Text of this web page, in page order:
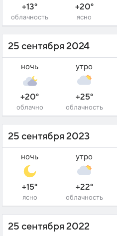
+13°
облачность
+20°
ясно
25 сентября 2024
ночь
+20°
облачно
утро
+25°
облачность
25 сентября 2023
ночь
+15°
ясно
утро
+22°
облачность
25 сентября 2022